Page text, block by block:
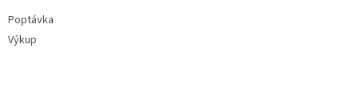
Poptávka
Výkup